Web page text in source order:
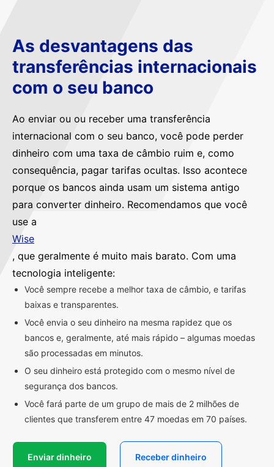
As desvantagens das
transferências internacionais
com o seu banco
Ao enviar ou ou receber uma transferência
internacional com o seu banco, você pode perder
dinheiro com uma taxa de câmbio ruim e, como
consequência, pagar tarifas ocultas. Isso acontece
porque os bancos ainda usam um sistema antigo
para converter dinheiro. Recomendamos que você
use a
Wise
, que geralmente é muito mais barato. Com uma
tecnologia inteligente:
Você sempre recebe a melhor taxa de câmbio, e tarifas
baixas e transparentes.
Você envia o seu dinheiro na mesma rapidez que os
bancos e, geralmente, até mais rápido – algumas moedas
são processadas em minutos.
O seu dinheiro está protegido com o mesmo nível de
segurança dos bancos.
Você fará parte de um grupo de mais de 2 milhões de
clientes que transferem entre 47 moedas em 70 países.
Enviar dinheiro Receber dinheiro